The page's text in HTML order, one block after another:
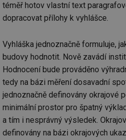
téměř hotov vlastní text
dopracovat přílohy k vyhlášce.
Vyhláška jednoznačně formuluje,
budovy hodnotit. Nově zavádí
Hodnocení bude prováděno
tedy na bázi měření dosavadní
jednoznačně definovány okrajové
minimální prostor pro špatný
a tím i nesprávný výsledek.
definovány na bázi okrajových